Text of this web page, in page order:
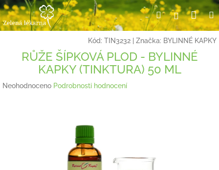
Přejít
na
obsah
HledatPřihlášení
Kód: TIN3232 Značka: BYLINNÉ KAPKY
RŮŽE ŠÍPKOVÁ PLOD - BYLINNÉ
KAPKY (TINKTURA) 50 ML
Průměrné
Neohodnoceno Podrobnosti hodnocení